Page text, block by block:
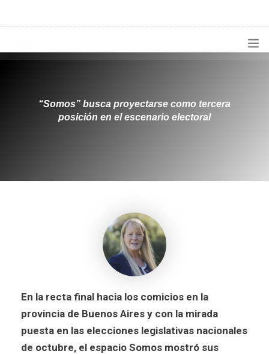
¿QUIÉNES SOMOS?
“Somos” busca proyectarse como tercera
posición en el escenario electoral
En la recta final hacia los comicios en la
provincia de Buenos Aires y con la mirada
puesta en las elecciones legislativas nacionales
de octubre, el espacio Somos mostró sus